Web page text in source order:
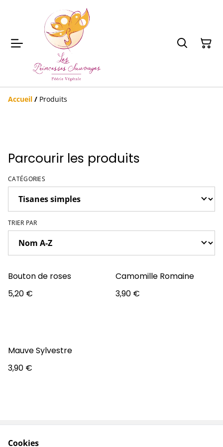
Accueil / Produits
Parcourir les produits
CATÉGORIES
TRIER PAR
Bouton de roses
5,20 €
Camomille Romaine
3,90 €
Mauve Sylvestre
3,90 €
Cookies